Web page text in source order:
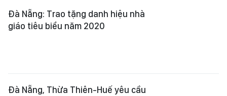
Đà Nẵng: Trao tặng danh hiệu nhà
giáo tiêu biểu năm 2020
Đà Nẵng, Thừa Thiên-Huế yêu cầu